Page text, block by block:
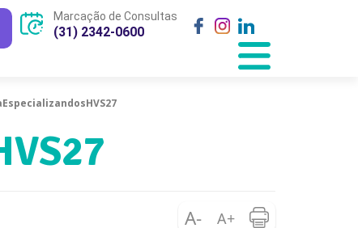
Marcação de Consultas
(31) 2342-0600